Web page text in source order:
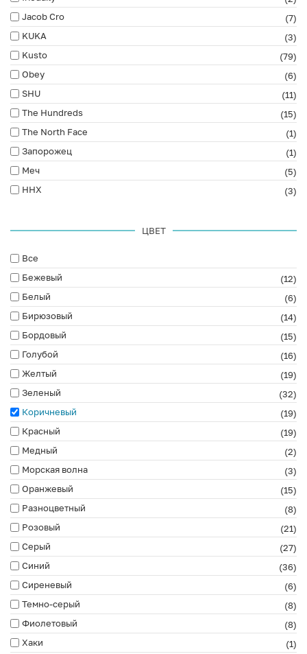
Jacob Cro
(7)
KUKA
(3)
Kusto
(79)
Obey
(6)
SHU
(11)
The Hundreds
(15)
The North Face
(1)
Запорожец
(1)
Меч
(5)
ННХ
(3)
ЦВЕТ
Все
Бежевый
(12)
Белый
(6)
Бирюзовый
(14)
Бордовый
(15)
Голубой
(16)
Желтый
(19)
Зеленый
(32)
Коричневый
(19)
Красный
(19)
Медный
(2)
Морская волна
(3)
Оранжевый
(15)
Разноцветный
(8)
Розовый
(21)
Серый
(27)
Синий
(36)
Сиреневый
(6)
Темно-серый
(8)
Фиолетовый
(8)
Хаки
(1)